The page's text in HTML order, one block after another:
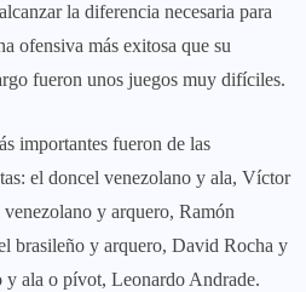
la diferencia necesaria para
ofensiva más exitosa que su
fueron unos juegos muy difíciles.
importantes fueron de las
el doncel venezolano y ala, Víctor
y arquero, Ramón
brasileño y arquero, David Rocha y
y ala o pívot, Leonardo Andrade.